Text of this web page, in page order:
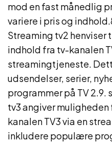
mod en fast månedlig
variere i pris og
Streaming tv2 henviser
indhold fra tv-kanalen
streamingtjeneste.
udsendelser, serier,
programmer på TV 2.9.
tv3 angiver
kanalen TV3 via en
inkludere populære